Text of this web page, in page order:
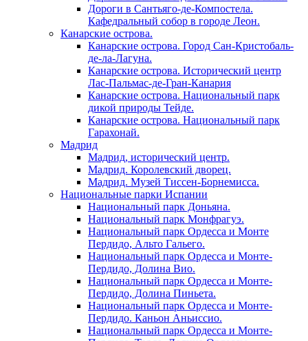
Дороги в Сантьяго-де-Компостела.
Кафедральный собор в городе Леон.
Канарские острова.
Канарские острова. Город Сан-Кристобаль-
де-ла-Лагуна.
Канарские острова. Исторический центр
Лас-Пальмас-де-Гран-Канария
Канарские острова. Национальный парк
дикой природы Тейде.
Канарские острова. Национальный парк
Гарахонай.
Мадрид
Мадрид, исторический центр.
Мадрид. Королевский дворец.
Мадрид. Музей Тиссен-Борнемисса.
Национальные парки Испании
Национальный парк Доньяна.
Национальный парк Монфрагуэ.
Национальный парк Ордесса и Монте
Пердидо, Альто Гальего.
Национальный парк Ордесса и Монте-
Пердидо, Долина Вио.
Национальный парк Ордесса и Монте-
Пердидо, Долина Пиньета.
Национальный парк Ордесса и Монте-
Пердидо. Каньон Аньиссио.
Национальный парк Ордесса и Монте-